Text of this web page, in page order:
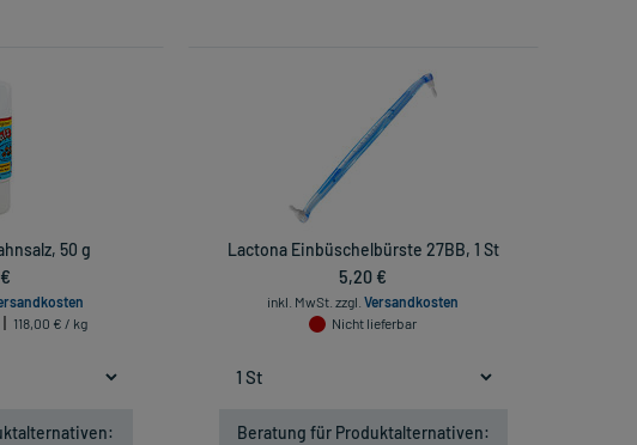
50 g
118,00 € / kg
Lactona Einbüschelbürste 27BB, 1 St
5,20 €
inkl. MwSt. zzgl.Versandkosten
Nicht lieferbar
Beratung für Produktalternativen: